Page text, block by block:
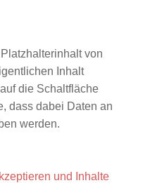
von
Inhalt
die Schaltfläche
dass dabei Daten an
werden.
und Inhalte